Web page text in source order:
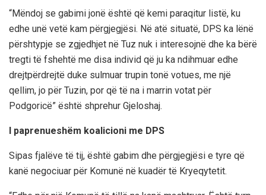
“Mëndoj se gabimi jonë është që kemi paraqitur listë, ku
edhe unë vetë kam përgjegjësi. Në atë situatë, DPS ka lënë
përshtypje se zgjedhjet në Tuz nuk i interesojnë dhe ka bërë
tregti të fshehtë me disa individ që ju ka ndihmuar edhe
drejtpërdrejtë duke sulmuar trupin tonë votues, me një
qellim, jo për Tuzin, por që të na i marrin votat për
Podgoricë” është shprehur Gjeloshaj.
I paprenueshëm koalicioni me DPS
Sipas fjalëve të tij, është gabim dhe përgjegjësi e tyre që
kanë negociuar për Komunë në kuadër të Kryeqytetit.